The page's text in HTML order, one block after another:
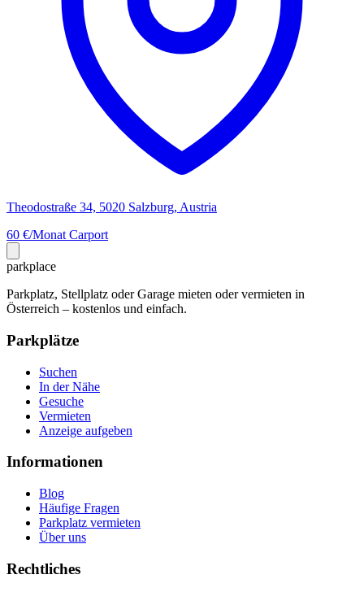
Theodostraße 34, 5020 Salzburg, Austria
60 €/Monat Carport
parkplace
Parkplatz, Stellplatz oder Garage mieten oder vermieten in
Österreich – kostenlos und einfach.
Parkplätze
Suchen
In der Nähe
Gesuche
Vermieten
Anzeige aufgeben
Informationen
Blog
Häufige Fragen
Parkplatz vermieten
Über uns
Rechtliches